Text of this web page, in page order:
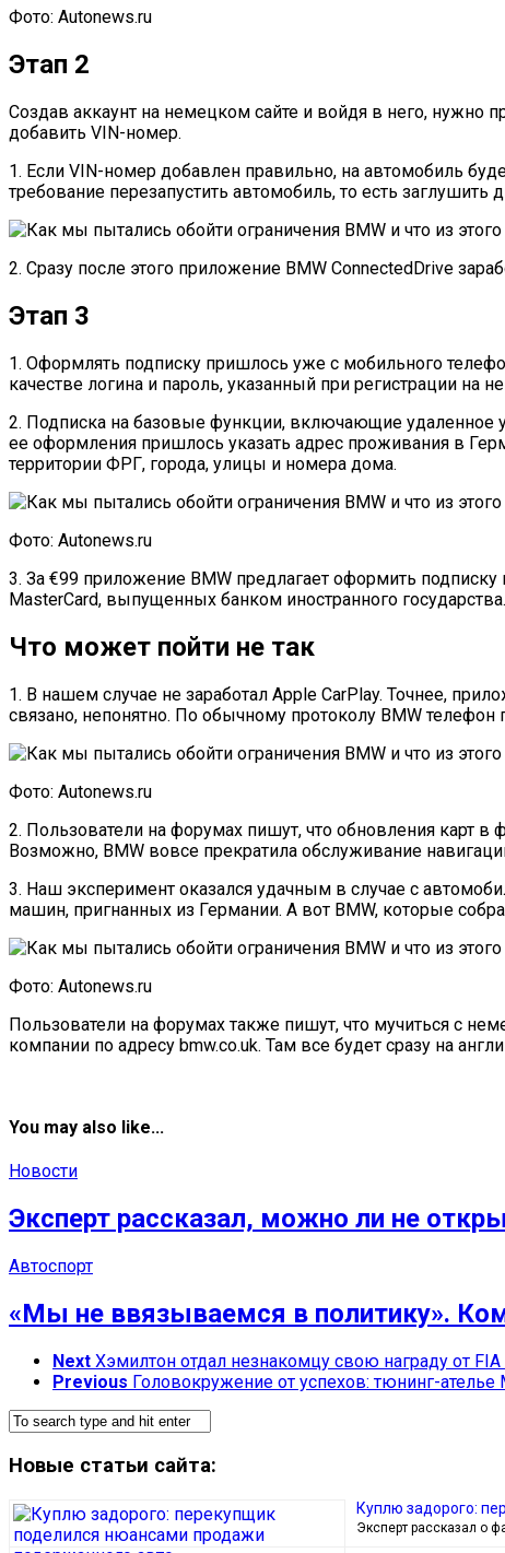
Фото: Autonews.ru
Этап 2
Создав аккаунт на немецком сайте и войдя в него, нужно
добавить VIN-номер.
1. Если VIN-номер добавлен правильно, на автомобиль
требование перезапустить автомобиль, то есть
2. Сразу после этого приложение BMW ConnectedDrive
Этап 3
1. Оформлять подписку пришлось уже с мобильного
качестве логина и пароль, указанный при регистрации на
2. Подписка на базовые функции, включающие удаленное
ее оформления пришлось указать адрес проживания в
территории ФРГ, города, улицы и номера дома.
Фото: Autonews.ru
3. За €99 приложение BMW предлагает оформить
MasterCard, выпущенных банком иностранного
Что может пойти не так
1. В нашем случае не заработал Apple CarPlay. Точнее,
связано, непонятно. По обычному протоколу BMW телефон
Фото: Autonews.ru
2. Пользователи на форумах пишут, что обновления карт
Возможно, BMW вовсе прекратила обслуживание
3. Наш эксперимент оказался удачным в случае с
машин, пригнанных из Германии. А вот BMW, которые
Фото: Autonews.ru
Пользователи на форумах также пишут, что мучиться с
компании по адресу bmw.co.uk. Там все будет сразу на
You may also like...
Новости
Эксперт рассказал, можно ли не
Автоспорт
«Мы не ввязываемся в политику».
Next Хэмилтон отдал незнакомцу свою награду от
Previous Головокружение от успехов: тюнинг-
Новые статьи сайта:
Куплю задорого:
Эксперт рассказал о